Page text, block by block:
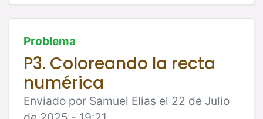
Problema
P3. Coloreando la recta
numérica
Enviado por Samuel Elias el 22 de Julio